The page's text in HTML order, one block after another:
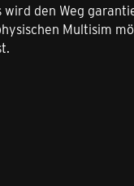
den Weg
Multisim